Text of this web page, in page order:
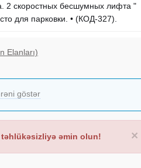
2 скоростных бесшумных лифта "
для парковки. • (КОД-327).
Elanları)
göstər
×
əmin olun!